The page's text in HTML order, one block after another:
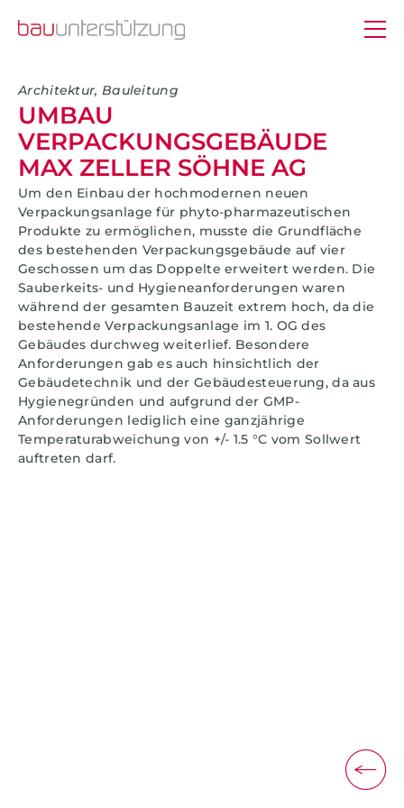
Architektur, Bauleitung
UMBAU
VERPACKUNGSGEBÄUDE
MAX ZELLER SÖHNE AG
Um den Einbau der hochmodernen neuen
Verpackungsanlage für phyto-pharmazeutischen
Produkte zu ermöglichen, musste die Grundfläche
des bestehenden Verpackungsgebäude auf vier
Geschossen um das Doppelte erweitert werden. Die
Sauberkeits- und Hygieneanforderungen waren
während der gesamten Bauzeit extrem hoch, da die
bestehende Verpackungsanlage im 1. OG des
Gebäudes durchweg weiterlief. Besondere
Anforderungen gab es auch hinsichtlich der
Gebäudetechnik und der Gebäudesteuerung, da aus
Hygienegründen und aufgrund der GMP-
Anforderungen lediglich eine ganzjährige
Temperaturabweichung von +/- 1.5 °C vom Sollwert
auftreten darf.